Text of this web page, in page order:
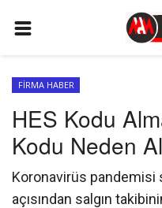
GÜNDEM
SİYASET
EKONOMİ
EĞİTİM
FİRMA HABER
HES Kodu
Kodu Neden
Koronavirüs pandemisi
açısından salgın